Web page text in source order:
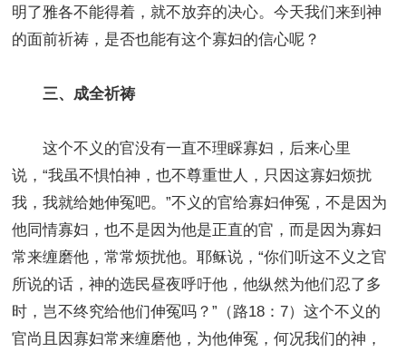
明了雅各不能得着，就不放弃的决心。今天我们来到神
的面前祈祷，是否也能有这个寡妇的信心呢？
三、成全祈祷
这个不义的官没有一直不理睬寡妇，后来心里
说，“我虽不惧怕神，也不尊重世人，只因这寡妇烦扰
我，我就给她伸冤吧。”不义的官给寡妇伸冤，不是因为
他同情寡妇，也不是因为他是正直的官，而是因为寡妇
常来缠磨他，常常烦扰他。耶稣说，“你们听这不义之官
所说的话，神的选民昼夜呼吁他，他纵然为他们忍了多
时，岂不终究给他们伸冤吗？”（路18：7）这个不义的
官尚且因寡妇常来缠磨他，为他伸冤，何况我们的神，